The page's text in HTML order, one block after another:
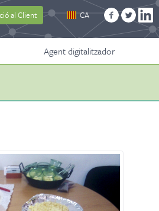
CA
al Client
Agent digitalitzador